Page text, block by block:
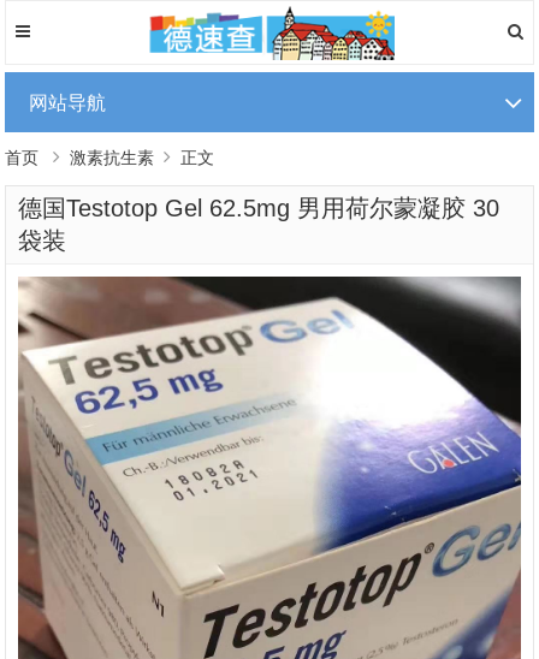
网站导航
首页 激素抗生素 正文
德国Testotop Gel 62.5mg 男用荷尔蒙凝胶 30
袋装